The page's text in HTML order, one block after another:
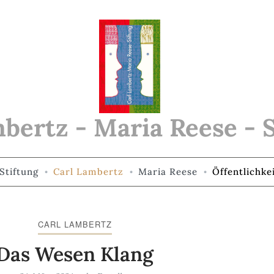
- Maria Reese -
Carl Lambertz Maria Reese
CARL LAMBERTZ
Wesen Klang